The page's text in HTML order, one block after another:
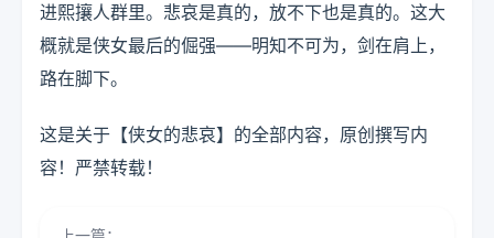
进熙攘人群里。悲哀是真的，放不下也是真的。这大
概就是侠女最后的倔强——明知不可为，剑在肩上，
路在脚下。
这是关于【侠女的悲哀】的全部内容，原创撰写内
容！严禁转载！